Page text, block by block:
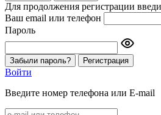
Для продолжения регистрации
Ваш email или телефон
Пароль
Забыли пароль? Регистрация
Войти
Введите номер телефона или E-mail